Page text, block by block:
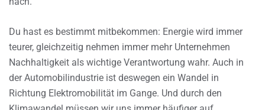
Du hast es bestimmt mitbekommen: Energie wird immer
teurer, gleichzeitig nehmen immer mehr Unternehmen
Nachhaltigkeit als wichtige Verantwortung wahr. Auch in
der Automobilindustrie ist deswegen ein Wandel in
Richtung Elektromobilität im Gange. Und durch den